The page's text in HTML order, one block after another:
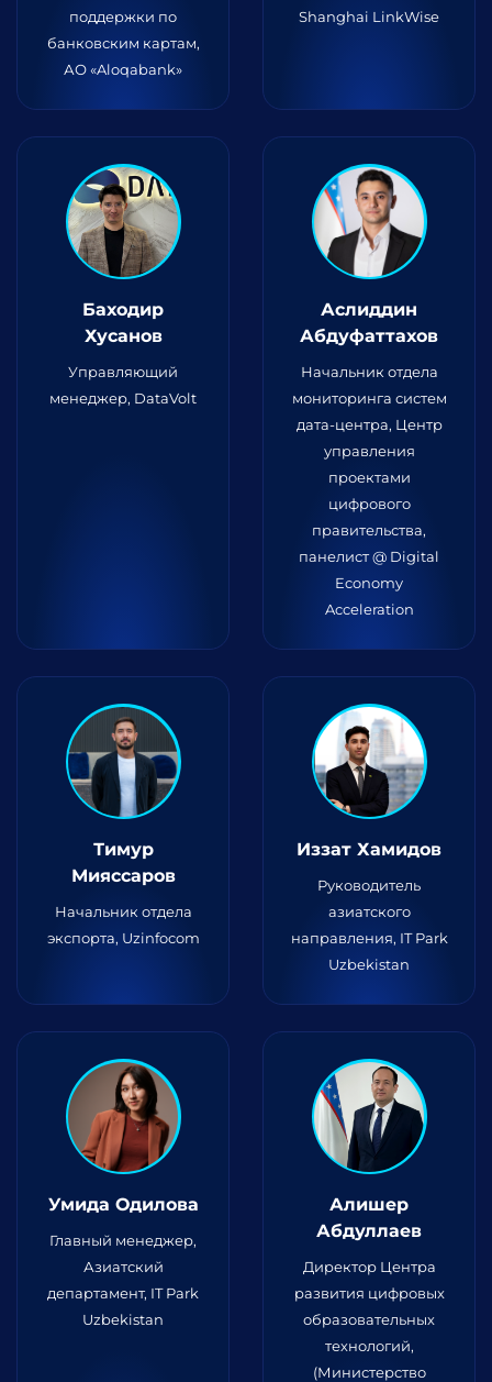
поддержки по
банковским картам,
АО «Aloqabank»
Shanghai LinkWise
Баходир
Хусанов
Управляющий
менеджер, DataVolt
Аслиддин
Абдуфаттахов
Начальник отдела
мониторинга систем
дата-центра, Центр
управления
проектами
цифрового
правительства,
панелист @ Digital
Economy
Acceleration
Тимур
Мияссаров
Начальник отдела
экспорта, Uzinfocom
Иззат Хамидов
Руководитель
азиатского
направления, IT Park
Uzbekistan
Умида Одилова
Главный менеджер,
Азиатский
департамент, IT Park
Uzbekistan
Алишер
Абдуллаев
Директор Центра
развития цифровых
образовательных
технологий,
(Министерство